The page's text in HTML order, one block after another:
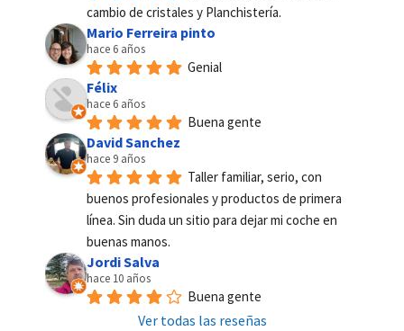
cambio de cristales y Planchistería.
Mario Ferreira pinto
hace 6 años
Genial
Félix
hace 6 años
Buena gente
David Sanchez
hace 9 años
Taller familiar, serio, con
buenos profesionales y productos de primera
línea. Sin duda un sitio para dejar mi coche en
buenas manos.
Jordi Salva
hace 10 años
Buena gente
Ver todas las reseñas